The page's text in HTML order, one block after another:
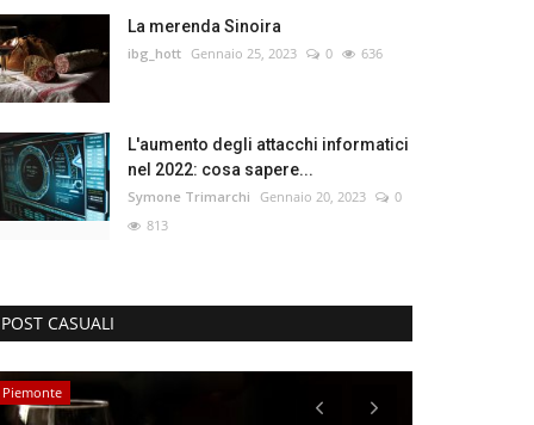
La merenda Sinoira
ibg_hott Gennaio 25, 2023 0 636
L'aumento degli attacchi informatici
nel 2022: cosa sapere...
Symone Trimarchi Gennaio 20, 2023
0
813
POST CASUALI
Piemonte